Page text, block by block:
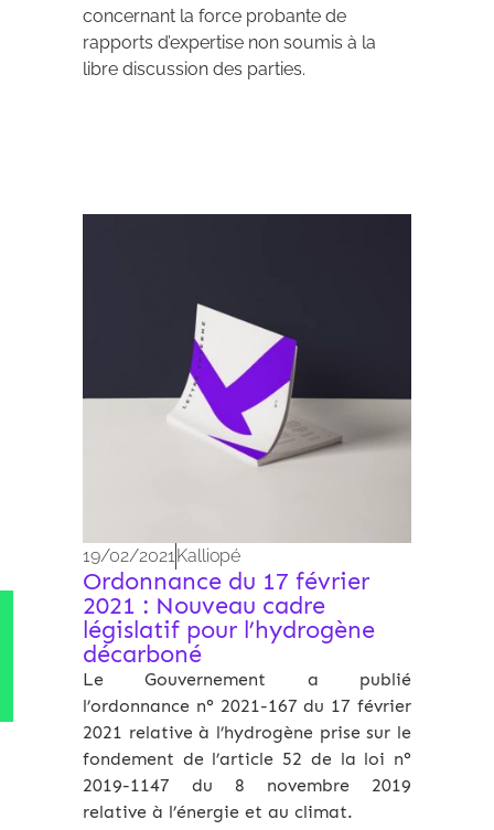
concernant la force probante de
rapports d’expertise non soumis à la
libre discussion des parties.
19/02/2021Kalliopé
Ordonnance du 17 février
2021 : Nouveau cadre
législatif pour l’hydrogène
décarboné
Le Gouvernement a publié
l’ordonnance n° 2021-167 du 17 février
2021 relative à l’hydrogène prise sur le
fondement de l’article 52 de la loi n°
2019-1147 du 8 novembre 2019
relative à l’énergie et au climat.